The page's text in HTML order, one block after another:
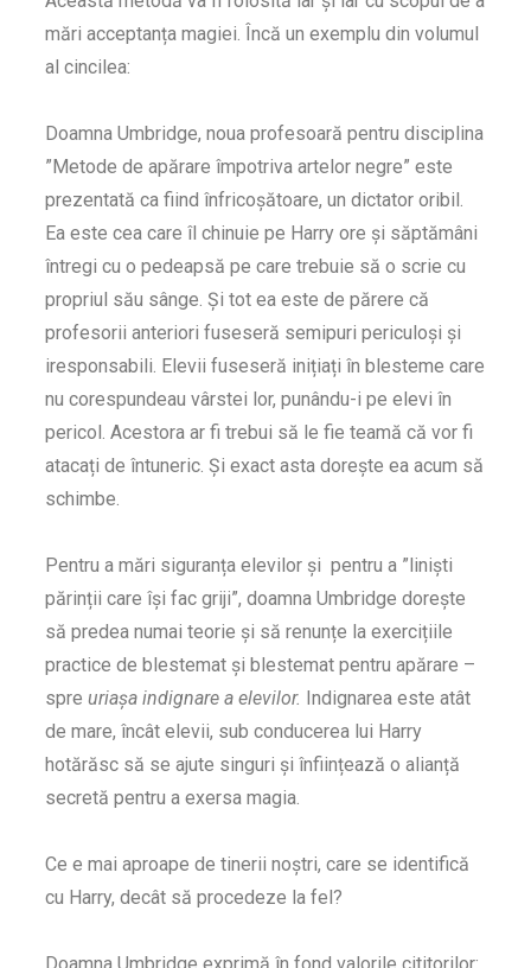
mări acceptanța magiei. Încă un exemplu din volumul
al cincilea:
Doamna Umbridge, noua profesoară pentru disciplina
”Metode de apărare împotriva artelor negre” este
prezentată ca fiind înfricoșătoare, un dictator oribil.
Ea este cea care îl chinuie pe Harry ore și săptămâni
întregi cu o pedeapsă pe care trebuie să o scrie cu
propriul său sânge. Și tot ea este de părere că
profesorii anteriori fuseseră semipuri periculoși și
iresponsabili. Elevii fuseseră inițiați în blesteme care
nu corespundeau vârstei lor, punându-i pe elevi în
pericol. Acestora ar fi trebui să le fie teamă că vor fi
atacați de întuneric. Și exact asta dorește ea acum să
schimbe.
Pentru a mări siguranța elevilor și pentru a ”liniști
părinții care își fac griji”, doamna Umbridge dorește
să predea numai teorie și să renunțe la exercițiile
practice de blestemat și blestemat pentru apărare –
spre uriașa indignare a elevilor. Indignarea este atât
de mare, încât elevii, sub conducerea lui Harry
hotărăsc să se ajute singuri și înființează o alianță
secretă pentru a exersa magia.
Ce e mai aproape de tinerii noștri, care se identifică
cu Harry, decât să procedeze la fel?